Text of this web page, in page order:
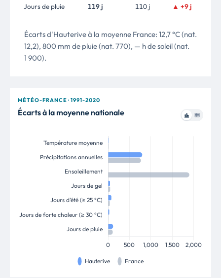
Jours de pluie 119 j 110 j ▲ +9 j
Écarts d'Hauterive à la moyenne France: 12,7 °C (nat.
12,2), 800 mm de pluie (nat. 770), — h de soleil (nat.
1 900).
MÉTÉO-FRANCE · 1991-2020
Écarts à la moyenne nationale